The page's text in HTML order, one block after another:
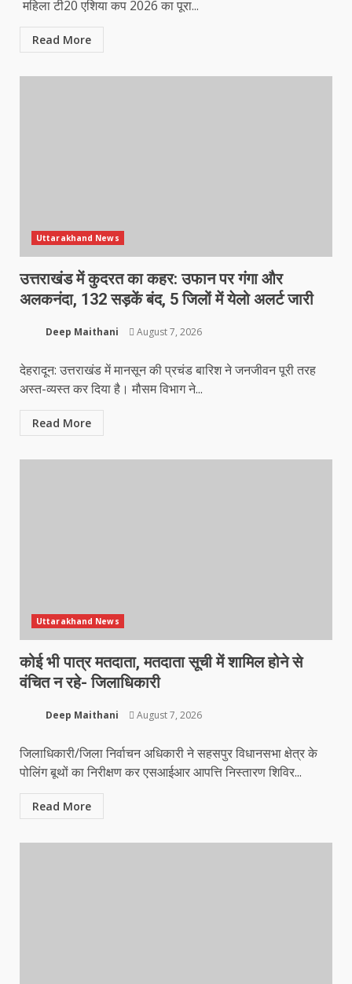
महिला टी20 एशिया कप 2026 का पूरा...
Read More
Uttarakhand News
उत्तराखंड में कुदरत का कहर: उफान पर गंगा और
अलकनंदा, 132 सड़कें बंद, 5 जिलों में येलो अलर्ट जारी
Deep Maithani August 7, 2026
देहरादून: उत्तराखंड में मानसून की प्रचंड बारिश ने जनजीवन पूरी तरह
अस्त-व्यस्त कर दिया है। मौसम विभाग ने...
Read More
Uttarakhand News
कोई भी पात्र मतदाता, मतदाता सूची में शामिल होने से
वंचित न रहे- जिलाधिकारी
Deep Maithani August 7, 2026
जिलाधिकारी/जिला निर्वाचन अधिकारी ने सहसपुर विधानसभा क्षेत्र के
पोलिंग बूथों का निरीक्षण कर एसआईआर आपत्ति निस्तारण शिविर...
Read More